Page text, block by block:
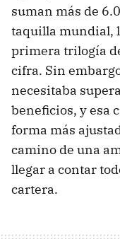
suman más de
taquilla mundial,
primera trilogía
cifra. Sin
necesitaba
beneficios, y esa
forma más
camino de una
llegar a contar
cartera.